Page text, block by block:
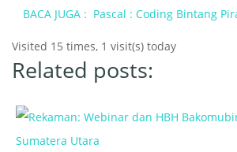
BACA JUGA : Pascal : Coding Bintang
Visited 15 times, 1 visit(s) today
Related posts: